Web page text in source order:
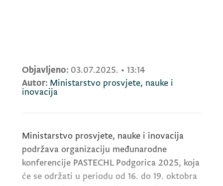
Objavljeno: 03.07.2025. • 13:14
Autor: Ministarstvo prosvjete, nauke i
inovacija
Ministarstvo prosvjete, nauke i inovacija
podržava organizaciju međunarodne
konferencije PASTECHLPodgorica 2025, koja
će se održati u periodu od 16. do 19. oktobra